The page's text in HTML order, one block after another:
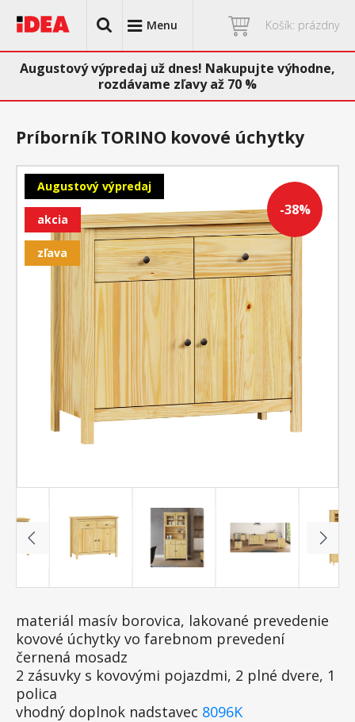
Menu Košík: prázdny
Augustový výpredaj už dnes! Nakupujte výhodne,
rozdávame zľavy až 70 %
-38%
Augustový výpredaj
akcia
zľava
Príborník TORINO kovové úchytky
materiál masív borovica, lakované prevedenie
kovové úchytky vo farebnom prevedení
černená mosadz
2 zásuvky s kovovými pojazdmi, 2 plné dvere, 1
polica
vhodný doplnok nadstavec 8096K